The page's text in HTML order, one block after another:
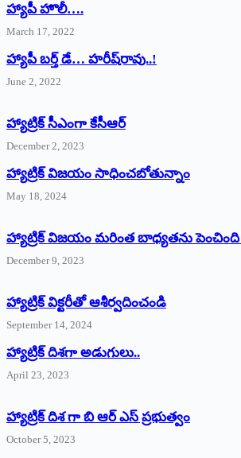
హ్యాపీ హొలీ….
March 17, 2022
హ్యాపీ బర్త్ ‌డే… హరీష్‌రావు..!
June 2, 2022
హ్యాట్రిక్‌ ‌సీఎంగా కేసీఆర్‌
December 2, 2023
హ్యాట్రిక్‌ విజయం సాధించబోతున్నాం
May 18, 2024
హ్యాట్రిక్ విజయం మరింత బాధ్యతను పెంచింది
December 9, 2023
హ్యాట్రిక్‌ ‌విక్టరీతో ఆశీర్వదించండి
September 14, 2024
‌హ్యాట్రిక్‌ ‌దిశగా అడుగులు..
April 23, 2023
హ్యాట్రిక్ దిశ గా బి ఆర్ ఎస్ ప్రభుత్వం
October 5, 2023